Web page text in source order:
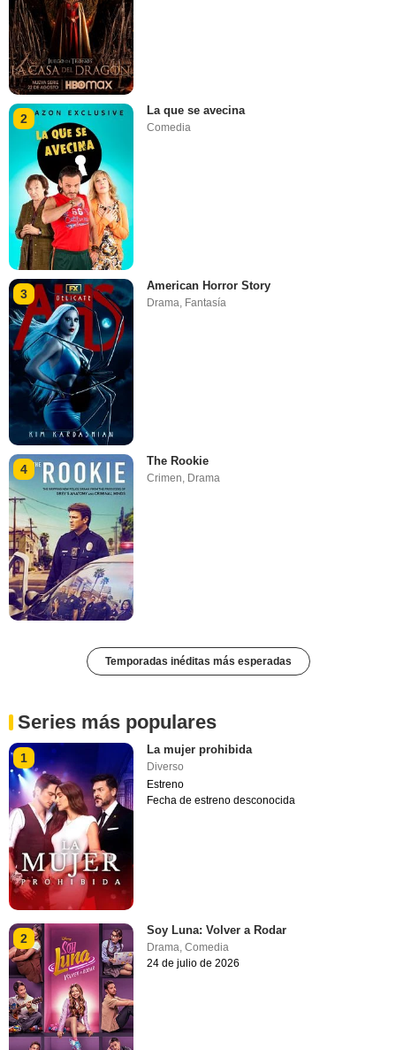
2
La que se avecina
Comedia
3
American Horror Story
Drama, Fantasía
4
The Rookie
Crimen, Drama
Temporadas inéditas más esperadas
Series más populares
1
La mujer prohibida
Diverso
Estreno
Fecha de estreno desconocida
2
Soy Luna: Volver a Rodar
Drama ,Comedia
24 de julio de 2026